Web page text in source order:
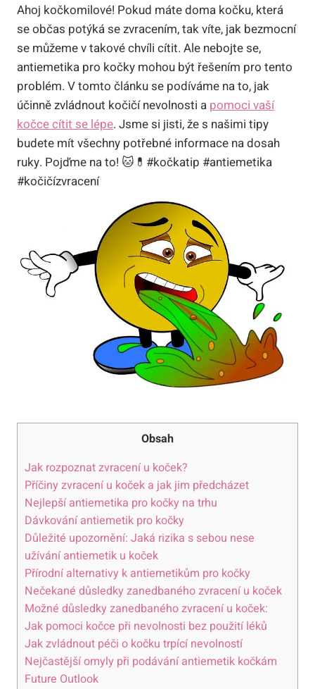
Ahoj kočkomilové! Pokud máte doma kočku, která
se občas potýká se zvracením, tak víte, jak bezmocní
se můžeme v takové chvíli cítit. Ale nebojte se,
antiemetika pro kočky mohou být řešením pro tento
problém. V tomto článku se podíváme na to, jak
účinně zvládnout kočičí nevolnosti a pomoci vaší
kočce cítit se lépe. Jsme si jisti, že s našimi tipy
budete mít všechny potřebné informace na dosah
ruky. Pojďme na to! 🐱💊#kočkatip #antiemetika
#kočičízvracení
Obsah
Jak rozpoznat zvracení u koček?
Příčiny zvracení u koček a jak jim předcházet
Nejlepší antiemetika pro kočky na trhu
Dávkování antiemetik pro kočky
Důležité upozornění: Jaká rizika s sebou nese
užívání antiemetik u koček
Přírodní alternativy k antiemetikům pro kočky
Nečekané důsledky zanedbaného zvracení u koček
Možné důsledky zanedbaného zvracení u koček:
Jak pomoci kočce při nevolnosti bez použití léků
Jak zvládnout péči o kočku trpící nevolností
Nejčastější omyly při podávání antiemetik kočkám
Future Outlook